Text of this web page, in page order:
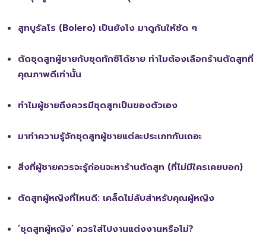
สูทบูรัลโร (Bolero) เป็นยังไง มาดูกันให้ชัด ๆ
ตัดชุดสูทผู้ชายกับชุดทักซิโด้ชาย ทำไมต้องเลือกร้านตัดสูทที่
คุณภาพดีเท่านั้น
ทำไมผู้ชายถึงควรมีชุดสูทเป็นของตัวเอง
มาทำความรู้จักชุดสูทผู้ชายแต่ละประเภทกันเถอะ
สิ่งที่ผู้ชายควรจะรู้ก่อนจะหาร้านตัดสูท (ที่ไม่มีใครเคยบอก)
ตัดสูทผู้หญิงที่ไหนดี: เคล็ดไม่ลับสำหรับคุณผู้หญิง
‘ชุดสูทผู้หญิง’ ควรใส่ไปงานแต่งงานหรือไม่?